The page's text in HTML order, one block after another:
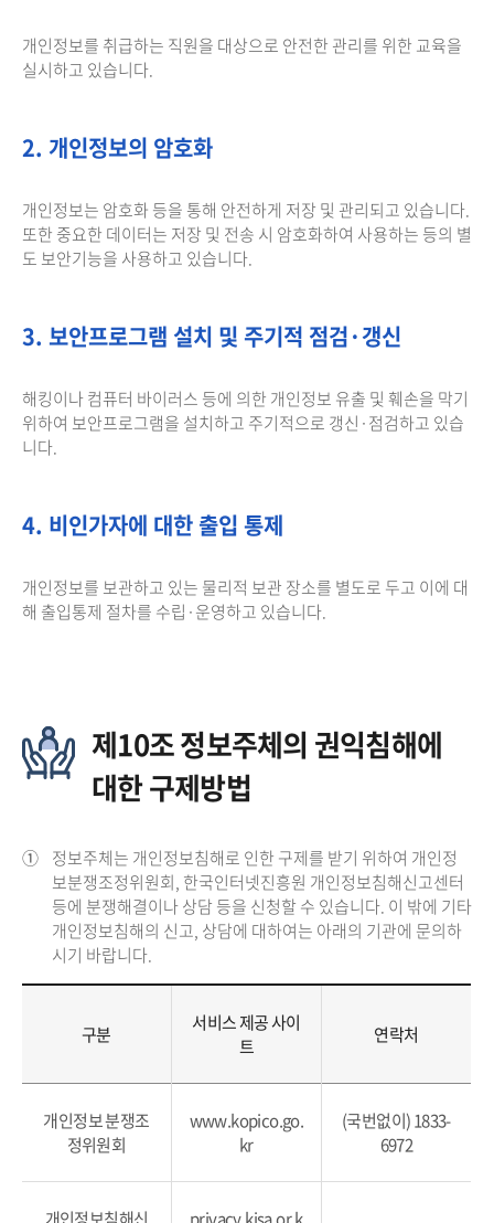
개인정보를 취급하는 직원을 대상으로 안전한 관리를 위한 교육을
실시하고 있습니다.
2. 개인정보의 암호화
개인정보는 암호화 등을 통해 안전하게 저장 및 관리되고 있습니다.
또한 중요한 데이터는 저장 및 전송 시 암호화하여 사용하는 등의 별
도 보안기능을 사용하고 있습니다.
3. 보안프로그램 설치 및 주기적 점검·갱신
해킹이나 컴퓨터 바이러스 등에 의한 개인정보 유출 및 훼손을 막기
위하여 보안프로그램을 설치하고 주기적으로 갱신·점검하고 있습
니다.
4. 비인가자에 대한 출입 통제
개인정보를 보관하고 있는 물리적 보관 장소를 별도로 두고 이에 대
해 출입통제 절차를 수립·운영하고 있습니다.
제10조 정보주체의 권익침해에
대한 구제방법
① 정보주체는 개인정보침해로 인한 구제를 받기 위하여 개인정
보분쟁조정위원회, 한국인터넷진흥원 개인정보침해신고센터
등에 분쟁해결이나 상담 등을 신청할 수 있습니다. 이 밖에 기타
개인정보침해의 신고, 상담에 대하여는 아래의 기관에 문의하
시기 바랍니다.
구분
서비스 제공 사이
트
연락처
개인정보 분쟁조
정위원회
www.kopico.go.
kr
(국번없이) 1833-
6972
개인정보침해신 privacy.kisa.or.k